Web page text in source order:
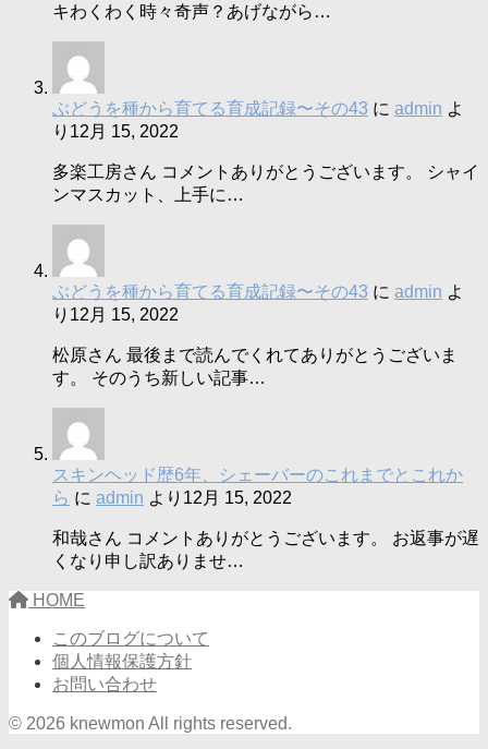
キわくわく時々奇声？あげながら…
ぶどうを種から育てる育成記録〜その43 に admin よ
り 12月 15, 2022
多楽工房さん コメントありがとうございます。 シャイ
ンマスカット、上手に…
ぶどうを種から育てる育成記録〜その43 に admin よ
り 12月 15, 2022
松原さん 最後まで読んでくれてありがとうございま
す。 そのうち新しい記事…
スキンヘッド歴6年、シェーバーのこれまでとこれか
ら に admin より 12月 15, 2022
和哉さん コメントありがとうございます。 お返事が遅
くなり申し訳ありませ…
HOME
このブログについて
個人情報保護方針
お問い合わせ
© 2026 knewmon All rights reserved.